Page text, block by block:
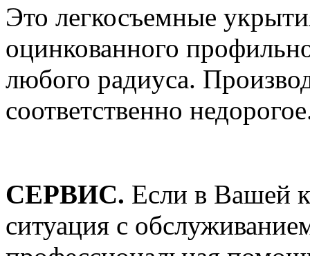
Это легкосъемные
оцинкованного
любого радиуса.
соответственно
СЕРВИС. Если в Вашей
ситуация с